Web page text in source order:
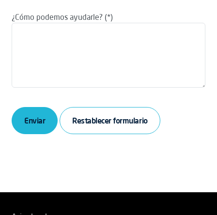
¿Cómo podemos ayudarle?
Enviar